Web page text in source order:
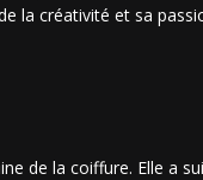
la créativité et sa
de la coiffure. Elle a